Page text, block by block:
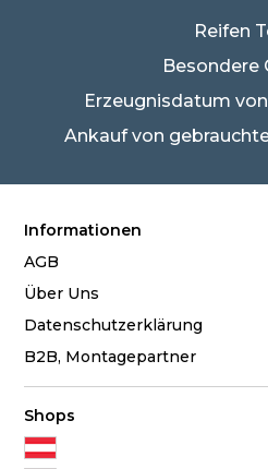
Reifen
Besondere
Erzeugnisdatum
Ankauf von
Informationen
AGB
Über Uns
Datenschutzerklärung
B2B, Montagepartner
Shops